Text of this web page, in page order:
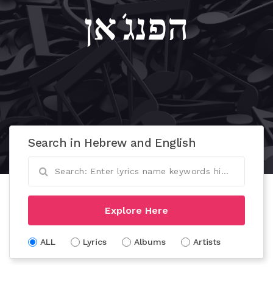
הפנג’אן
Search in Hebrew and English
Explore Here
ALL Lyrics Albums Artists